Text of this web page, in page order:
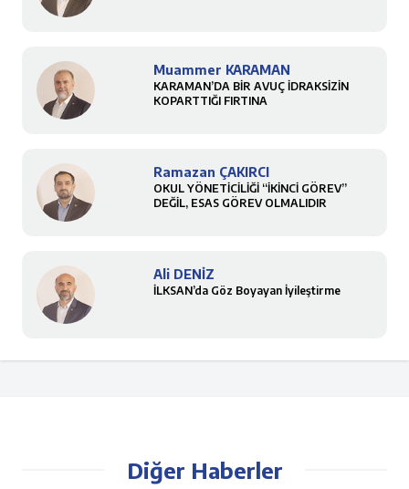
Muammer KARAMAN
KARAMAN’DA BİR AVUÇ İDRAKSİZİN
KOPARTTIĞI FIRTINA
Ramazan ÇAKIRCI
OKUL YÖNETİCİLİĞİ “İKİNCİ GÖREV”
DEĞİL, ESAS GÖREV OLMALIDIR
Ali DENİZ
İLKSAN’da Göz Boyayan İyileştirme
Diğer Haberler